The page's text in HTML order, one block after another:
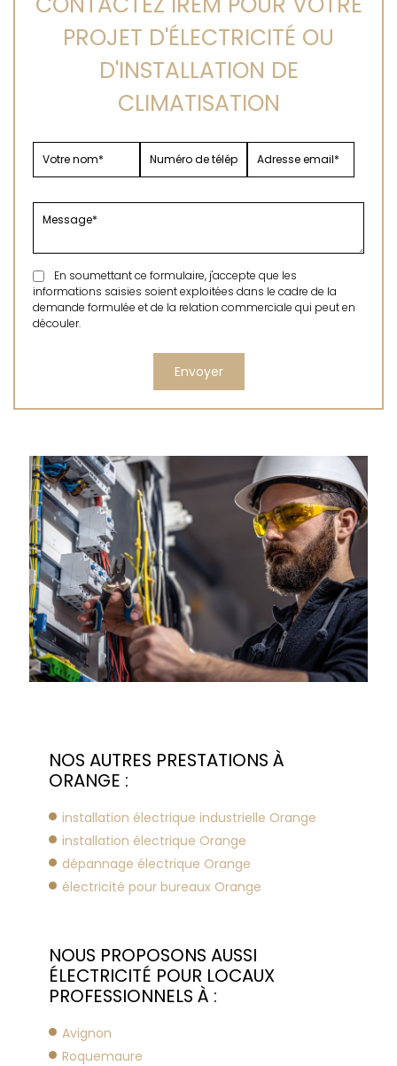
PROJET D'ÉLECTRICITÉ OU
D'INSTALLATION DE
CLIMATISATION
En soumettant ce formulaire, j'accepte que les
informations saisies soient exploitées dans le cadre de la
demande formulée et de la relation commerciale qui peut en
découler.
NOS AUTRES PRESTATIONS À
ORANGE :
installation électrique industrielle Orange
installation électrique Orange
dépannage électrique Orange
électricité pour bureaux Orange
NOUS PROPOSONS AUSSI
ÉLECTRICITÉ POUR LOCAUX
PROFESSIONNELS À :
Avignon
Roquemaure